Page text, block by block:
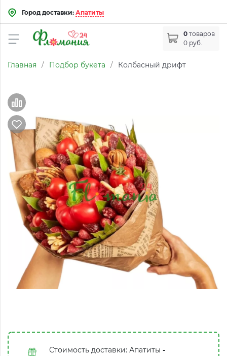
Город доставки: Апатиты
0 товаров
0 руб.
Главная / Подбор букета / Колбасный дрифт
Стоимость доставки: Апатиты -